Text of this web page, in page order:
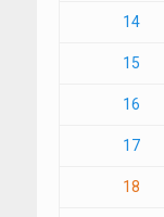
14
15
16
17
18